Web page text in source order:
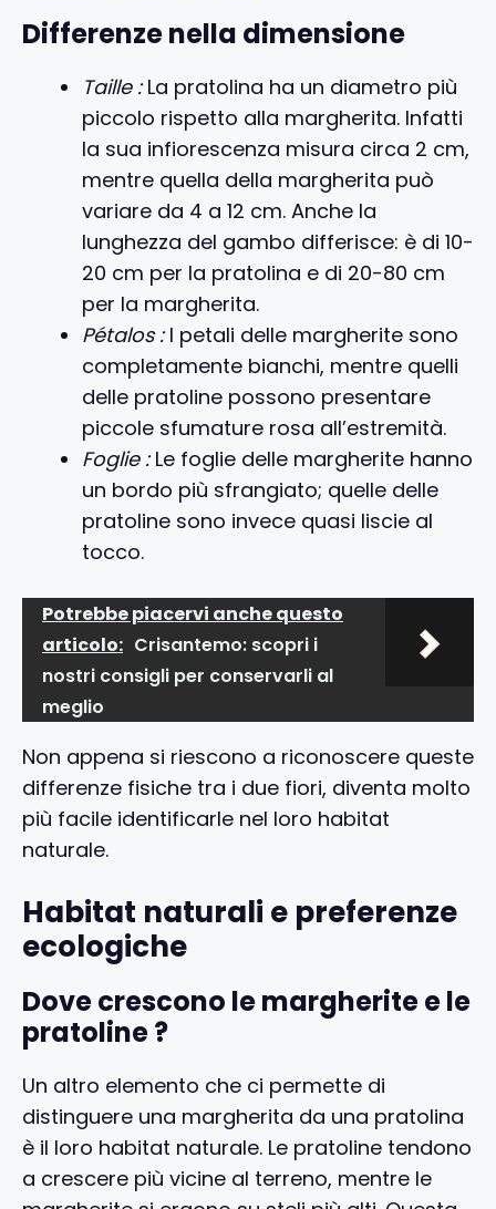
Differenze nella dimensione
Taille :La pratolina ha un diametro più
piccolo rispetto alla margherita. Infatti
la sua infiorescenza misura circa 2 cm,
mentre quella della margherita può
variare da 4 a 12 cm. Anche la
lunghezza del gambo differisce: è di 10-
20 cm per la pratolina e di 20-80 cm
per la margherita.
Pétalos :I petali delle margherite sono
completamente bianchi, mentre quelli
delle pratoline possono presentare
piccole sfumature rosa all’estremità.
Foglie :Le foglie delle margherite hanno
un bordo più sfrangiato; quelle delle
pratoline sono invece quasi liscie al
tocco.
Potrebbe piacervi anche questo
articolo: Crisantemo: scopri i
nostri consigli per conservarli al
meglio
Non appena si riescono a riconoscere queste
differenze fisiche tra i due fiori, diventa molto
più facile identificarle nel loro habitat
naturale.
Habitat naturali e preferenze
ecologiche
Dove crescono le margherite e le
pratoline ?
Un altro elemento che ci permette di
distinguere una margherita da una pratolina
è il loro habitat naturale. Le pratoline tendono
a crescere più vicine al terreno, mentre le